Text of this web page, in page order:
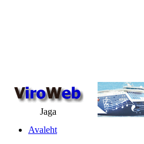
Jaga
Avaleht